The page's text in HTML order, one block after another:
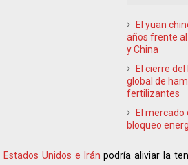
El yuan
años frente al
y China
El cierre
global de
fertilizantes
El mercado
bloqueo
Estados Unidos e Irán podría aliviar la